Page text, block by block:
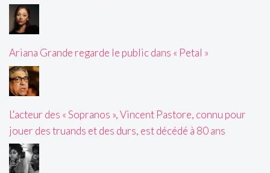
Ariana Grande regarde le public dans « Petal »
L'acteur des « Sopranos », Vincent Pastore, connu pour
jouer des truands et des durs, est décédé à 80 ans